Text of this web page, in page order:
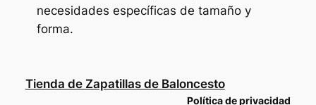
necesidades específicas de tamaño y
forma.
Tienda de Zapatillas de Baloncesto
Política de privacidad